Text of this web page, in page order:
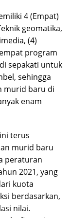
4 (Empat)
geomatika,
(4)
program
sepakati untuk
sehingga
murid baru di
enam
terus
murid baru
peraturan
2021, yang
kuota
berdasarkan,
nilai.